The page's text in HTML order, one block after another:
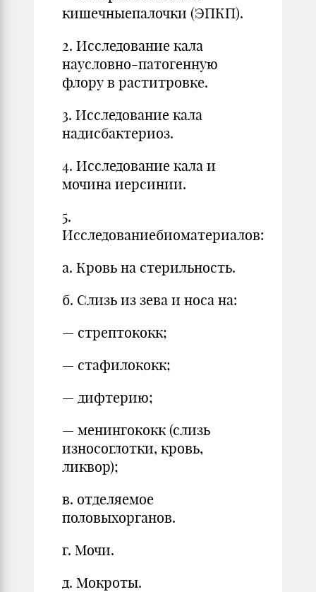
кишечныепалочки (ЭПКП).
2. Исследование кала
наусловно-патогенную
флору в раститровке.
3. Исследование кала
надисбактериоз.
4. Исследование кала и
мочина иерсинии.
5.
Исследованиебиоматериалов:
а. Кровь на стерильность.
б. Слизь из зева и носа на:
— стрептококк;
— стафилококк;
— дифтерию;
— менингококк (слизь
износоглотки, кровь,
ликвор);
в. отделяемое
половыхорганов.
г. Мочи.
д. Мокроты.